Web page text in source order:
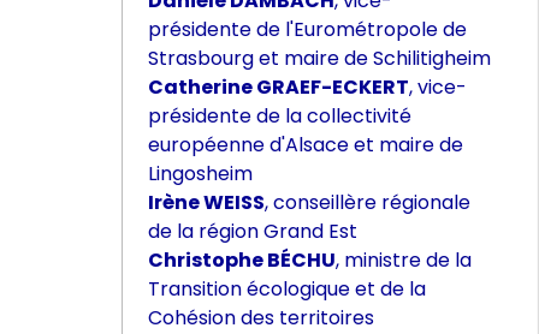
présidente de l'Eurométropole de
Strasbourg et maire de Schilitigheim
Catherine GRAEF-ECKERT, vice-
présidente de la collectivité
européenne d'Alsace et maire de
Lingosheim
Irène WEISS, conseillère régionale
de la région Grand Est
Christophe BÉCHU, ministre de la
Transition écologique et de la
Cohésion des territoires